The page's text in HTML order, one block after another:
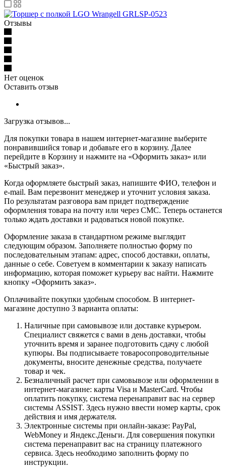
Отзывы
Нет оценок
Оставить отзыв
Загрузка отзывов...
Для покупки товара в нашем интернет-магазине выберите
понравившийся товар и добавьте его в корзину. Далее
перейдите в Корзину и нажмите на «Оформить заказ» или
«Быстрый заказ».
Когда оформляете быстрый заказ, напишите ФИО, телефон и
e-mail. Вам перезвонит менеджер и уточнит условия заказа.
По результатам разговора вам придет подтверждение
оформления товара на почту или через СМС. Теперь останется
только ждать доставки и радоваться новой покупке.
Оформление заказа в стандартном режиме выглядит
следующим образом. Заполняете полностью форму по
последовательным этапам: адрес, способ доставки, оплаты,
данные о себе. Советуем в комментарии к заказу написать
информацию, которая поможет курьеру вас найти. Нажмите
кнопку «Оформить заказ».
Оплачивайте покупки удобным способом. В интернет-
магазине доступно 3 варианта оплаты:
Наличные при самовывозе или доставке курьером.
Специалист свяжется с вами в день доставки, чтобы
уточнить время и заранее подготовить сдачу с любой
купюры. Вы подписываете товаросопроводительные
документы, вносите денежные средства, получаете
товар и чек.
Безналичный расчет при самовывозе или оформлении в
интернет-магазине: карты Visa и MasterCard. Чтобы
оплатить покупку, система перенаправит вас на сервер
системы ASSIST. Здесь нужно ввести номер карты, срок
действия и имя держателя.
Электронные системы при онлайн-заказе: PayPal,
WebMoney и Яндекс.Деньги. Для совершения покупки
система перенаправит вас на страницу платежного
сервиса. Здесь необходимо заполнить форму по
инструкции.